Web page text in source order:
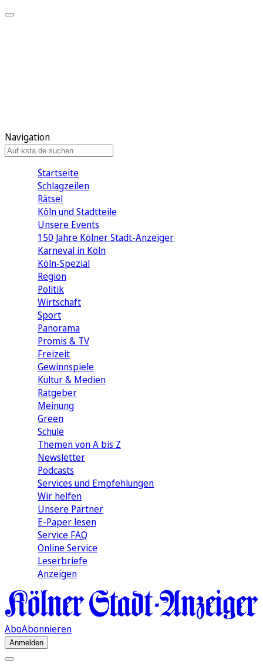
Navigation
Startseite
Schlagzeilen
Rätsel
Köln und Stadtteile
Unsere Events
150 Jahre Kölner Stadt-Anzeiger
Karneval in Köln
Köln-Spezial
Region
Politik
Wirtschaft
Sport
Panorama
Promis & TV
Freizeit
Gewinnspiele
Kultur & Medien
Ratgeber
Meinung
Green
Schule
Themen von A bis Z
Newsletter
Podcasts
Services und Empfehlungen
Wir helfen
Unsere Partner
E-Paper lesen
Service FAQ
Online Service
Leserbriefe
Anzeigen
AboAbonnieren
Anmelden